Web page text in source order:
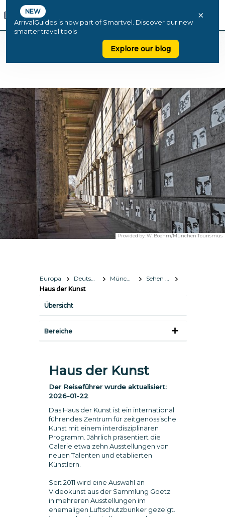
NEW
ArrivalGuides is now part of Smartvel. Discover our new
smarter travel tools
Explore our blog
×
Provided by:W. Boehm/München Tourismus
Europa Deutschland München
Sehen & Erleben
Haus der Kunst
Übersicht
Bereiche
Haus der Kunst
Der Reiseführer wurde aktualisiert:
2026-01-22
Das Haus der Kunst ist ein international
führendes Zentrum für zeitgenössische
Kunst mit einem interdisziplinären
Programm. Jährlich präsentiert die
Galerie etwa zehn Ausstellungen von
neuen Talenten und etablierten
Künstlern.
Seit 2011 wird eine Auswahl an
Videokunst aus der Sammlung Goetz
in mehreren Ausstellungen im
ehemaligen Luftschutzbunker gezeigt.